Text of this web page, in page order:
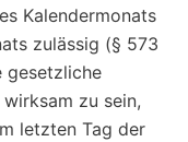
Kalendermonats
zulässig (§ 573
gesetzliche
zu sein,
letzten Tag der